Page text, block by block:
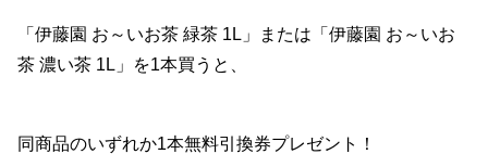
「伊藤園 お～いお茶 緑茶 1L」または「伊藤園 お～いお
茶 濃い茶 1L」を1本買うと、
同商品のいずれか1本無料引換券プレゼント！